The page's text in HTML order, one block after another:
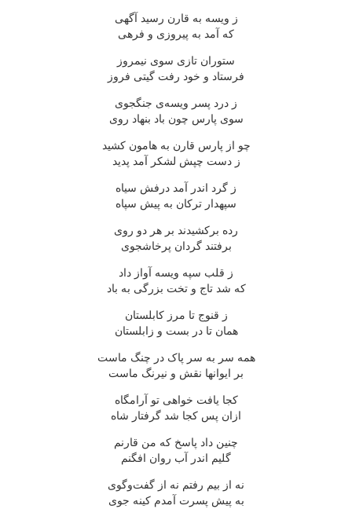
ز ویسه به قارن رسید آگهی
که آمد به پیروزی و فرهی
ستوران تازی سوی نیمروز
فرستاد و خود رفت گیتی فروز
ز درد پسر ویسه‌ی جنگجوی
سوی پارس چون باد بنهاد روی
چو از پارس قارن به هامون کشید
ز دست چپش لشکر آمد پدید
ز گرد اندر آمد درفش سیاه
سپهدار ترکان به پیش سپاه
رده برکشیدند بر هر دو روی
برفتند گردان پرخاشجوی
ز قلب سپه ویسه آواز داد
که شد تاج و تخت بزرگی به باد
ز قنوج تا مرز کابلستان
همان تا در بست و زابلستان
همه سر به سر پاک در چنگ ماست
بر ایوانها نقش و نیرنگ ماست
کجا یافت خواهی تو آرامگاه
ازان پس کجا شد گرفتار شاه
چنین داد پاسخ که من قارنم
گلیم اندر آب روان افگنم
نه از بیم رفتم نه از گفت‌وگوی
به پیش پسرت آمدم کینه جوی